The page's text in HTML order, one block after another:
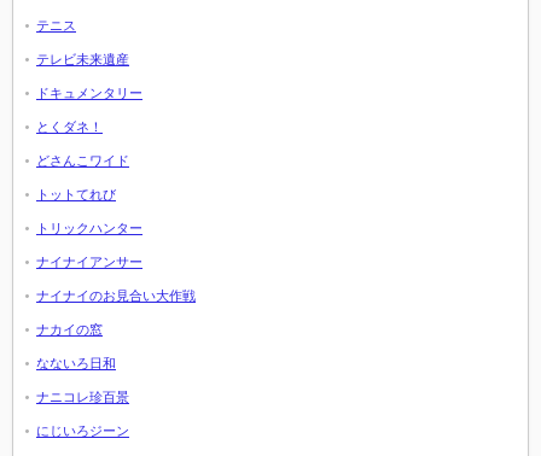
テニス
テレビ未来遺産
ドキュメンタリー
とくダネ！
どさんこワイド
トットてれび
トリックハンター
ナイナイアンサー
ナイナイのお見合い大作戦
ナカイの窓
なないろ日和
ナニコレ珍百景
にじいろジーン